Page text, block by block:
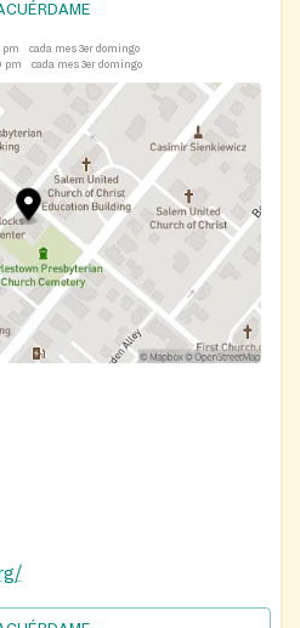
cada mes 3er domingo
pm
cada mes 3er domingo